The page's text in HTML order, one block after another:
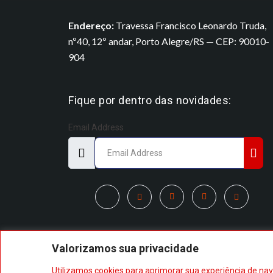
Valorizamos sua privacidade
Utilizamos cookies para aprimorar sua experiência de
Endereço: Travessa Francisco Leonardo Truda,
nº40, 12º andar, Porto Alegre/RS — CEP: 90010-
904
Fique por dentro das novidades:
Email Address